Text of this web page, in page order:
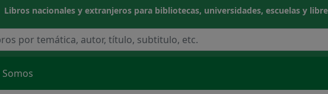
Libros nacionales y extranjeros para bibliotecas, universidades, escuelas y